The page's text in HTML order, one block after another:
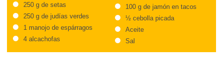
250 g de setas
250 g de judías verdes
1 manojo de espárragos
4 alcachofas
100 g de jamón en tacos
½ cebolla picada
Aceite
Sal